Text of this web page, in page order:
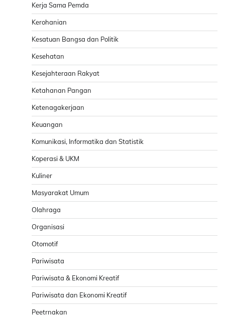
Kerja Sama Pemda
Kerohanian
Kesatuan Bangsa dan Politik
Kesehatan
Kesejahteraan Rakyat
Ketahanan Pangan
Ketenagakerjaan
Keuangan
Komunikasi, Informatika dan Statistik
Koperasi & UKM
Kuliner
Masyarakat Umum
Olahraga
Organisasi
Otomotif
Pariwisata
Pariwisata & Ekonomi Kreatif
Pariwisata dan Ekonomi Kreatif
Peetrnakan